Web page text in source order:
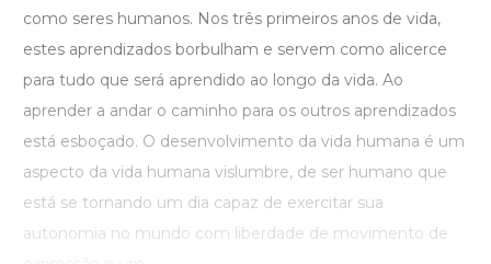
como seres humanos. Nos três primeiros anos de vida,
estes aprendizados borbulham e servem como alicerce
para tudo que será aprendido ao longo da vida. Ao
aprender a andar o caminho para os outros aprendizados
está esboçado. O desenvolvimento da vida humana é um
aspecto da vida humana vislumbre, de ser humano que
está se tornando um dia capaz de exercitar sua
autonomia no mundo com liberdade de movimento de